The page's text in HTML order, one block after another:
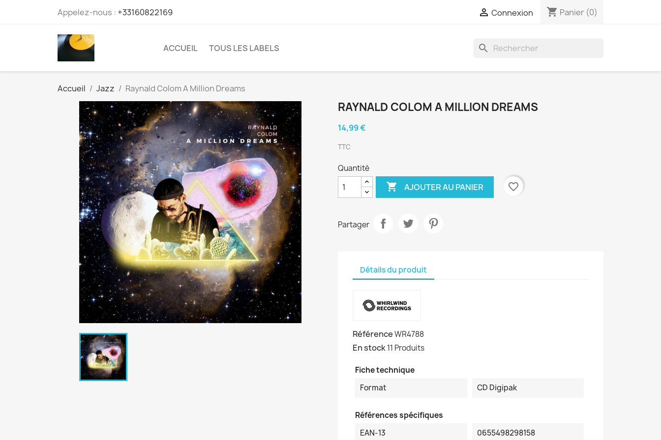
Appelez-nous : +33160822169  Connexion shopping_cart Panier (0)
ACCUEIL TOUS LES LABELS search
Accueil Jazz Raynald Colom A Million Dreams
RAYNALD COLOM A MILLION DREAMS
14,99 €
TTC
Quantité
 AJOUTER AU PANIER favorite_border
Partager
Détails du produit
RéférenceWR4788
En stock11 Produits
Fiche technique
Format
CD Digipak
Références spécifiques
EAN-13
0655498298158